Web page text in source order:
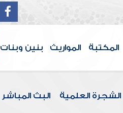
المكتبة المواريث بنين وبنات
الشجرة العلمية البث المباشر